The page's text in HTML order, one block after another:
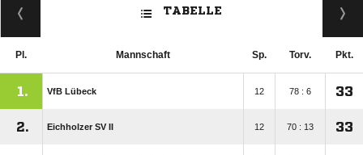
TABELLE
Pl. Mannschaft Sp. Torv. Pkt.
1. VfB Lübeck 12 78 : 6 33
2. Eichholzer SV II 12 70 : 13 33